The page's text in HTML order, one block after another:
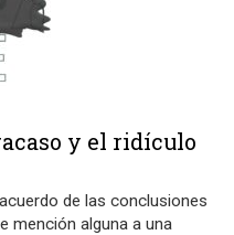
y el ridículo
de las conclusiones
mención alguna a una